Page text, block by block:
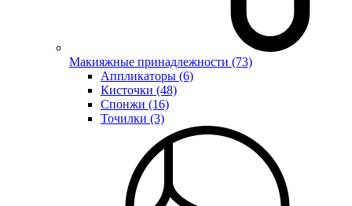
Макияжные принадлежности (73)
Аппликаторы (6)
Кисточки (48)
Спонжи (16)
Точилки (3)